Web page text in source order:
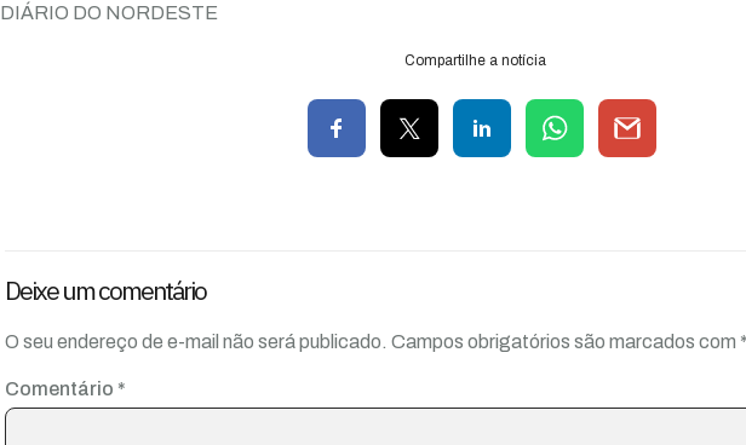
DIÁRIO DO NORDESTE
Compartilhe a notícia
Deixe um comentário
O seu endereço de e-mail não será publicado. Campos obrigatórios são marcados com
Comentário *